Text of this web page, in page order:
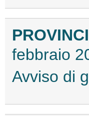
febbraio
Avviso di